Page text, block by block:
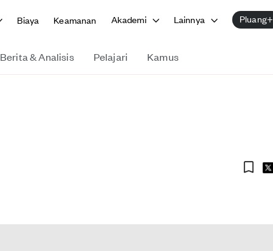
Biaya Keamanan Akademi Lainnya Pluang+
Berita & Analisis Pelajari Kamus